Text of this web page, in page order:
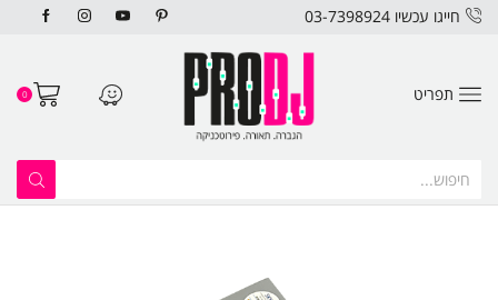
חייגו עכשיו 03-7398924
תפריט 0